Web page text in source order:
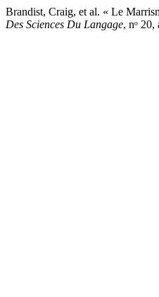
Brandist, Craig, et al. « Le
Des Sciences Du Langage, nᵒ